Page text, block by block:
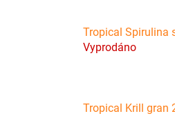
Tropical Spirulina
Vyprodáno
Tropical Krill gran